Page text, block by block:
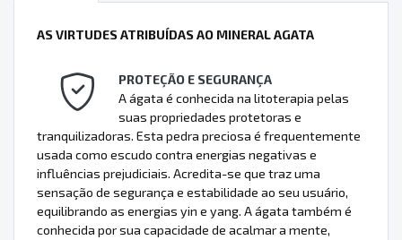
AS VIRTUDES ATRIBUÍDAS AO MINERAL AGATA
PROTEÇÃO E SEGURANÇA
A ágata é conhecida na litoterapia pelas
suas propriedades protetoras e
tranquilizadoras. Esta pedra preciosa é frequentemente
usada como escudo contra energias negativas e
influências prejudiciais. Acredita-se que traz uma
sensação de segurança e estabilidade ao seu usuário,
equilibrando as energias yin e yang. A ágata também é
conhecida por sua capacidade de acalmar a mente,